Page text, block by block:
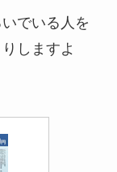
でいる人を
しますよ